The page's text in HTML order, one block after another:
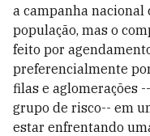
a campanha nacional
população, mas o
feito por
preferencialmente
filas e aglomerações
grupo de risco-- em
estar enfrentando